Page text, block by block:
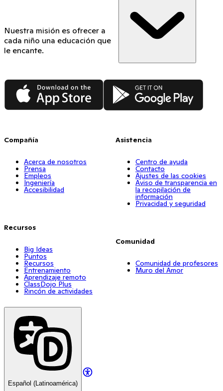
Nuestra misión es ofrecer a
cada niño una educación que
le encante.
App Store Google Play
Compañía
Acerca de nosotros
Prensa
Empleos
Ingeniería
Accesibilidad
Recursos
Big Ideas
Puntos
Recursos
Entrenamiento
Aprendizaje remoto
ClassDojo Plus
Rincón de actividades
Asistencia
Centro de ayuda
Contacto
Ajustes de las cookies
Aviso de transparencia en
la recopilación de
información
Privacidad y seguridad
Comunidad
Comunidad de profesores
Muro del Amor
Español (Latinoamérica)